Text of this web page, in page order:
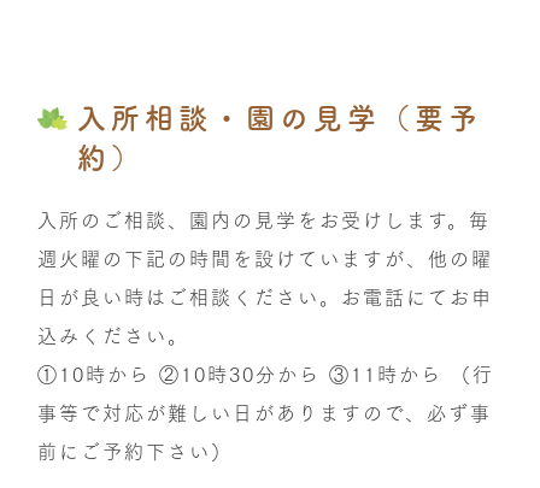
入所相談・園の見学（要予
約）
入所のご相談、園内の見学をお受けします。毎
週火曜の下記の時間を設けていますが、他の曜
日が良い時はご相談ください。お電話にてお申
込みください。
①10時から ②10時30分から ③11時から （行
事等で対応が難しい日がありますので、必ず事
前にご予約下さい）